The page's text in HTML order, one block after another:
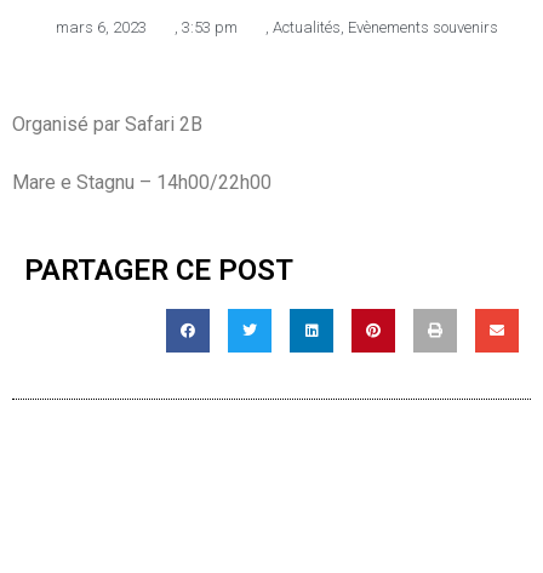
mars 6, 2023 , 3:53 pm , Actualités, Evènements souvenirs
Organisé par Safari 2B
Mare e Stagnu – 14h00/22h00
PARTAGER CE POST